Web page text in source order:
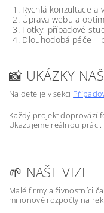
Rychlá konzultace a
Úprava webu a
Fotky, případové
Dlouhodobá péče –
📸 UKÁZKY
Najdete je v sekci
Každý projekt doprovází
Ukazujeme reálnou práci.
🌱 NAŠE VIZE
Malé firmy a živnostníci
milionové rozpočty na